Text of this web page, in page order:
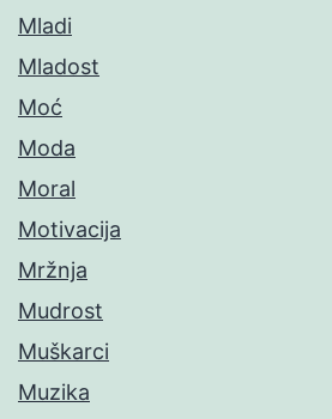
Mladi
Mladost
Moć
Moda
Moral
Motivacija
Mržnja
Mudrost
Muškarci
Muzika